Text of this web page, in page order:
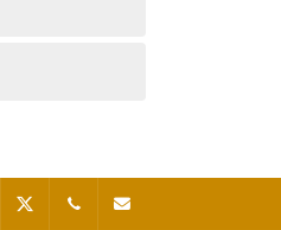
Facebook 0511 - 207 8160